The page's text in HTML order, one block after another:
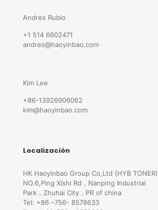
Andres Rubio
+1 514 6602471
andres@haoyinbao.com
Kim Lee
+86-13926906062
kim@haoyinbao.com
Localización
HK Haoyinbao Group Co,Ltd (HYB TONER)
NO.6,Ping Xishi Rd，Nanping Industrial
Park，Zhuhai City，PR of china
Tel: +86 –756- 8578633